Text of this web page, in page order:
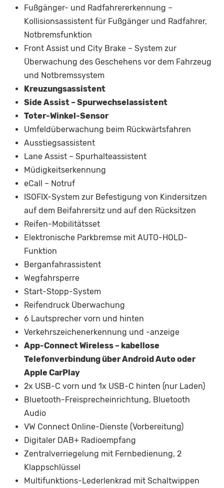
Fußgänger- und Radfahrererkennung –
Kollisionsassistent für Fußgänger und Radfahrer,
Notbremsfunktion
Front Assist und City Brake – System zur
Überwachung des Geschehens vor dem Fahrzeug
und Notbremssystem
Kreuzungsassistent
Side Assist – Spurwechselassistent
Toter-Winkel-Sensor
Umfeldüberwachung beim Rückwärtsfahren
Ausstiegsassistent
Lane Assist – Spurhalteassistent
Müdigkeitserkennung
eCall – Notruf
ISOFIX-System zur Befestigung von Kindersitzen
auf dem Beifahrersitz und auf den Rücksitzen
Reifen-Mobilitätsset
Elektronische Parkbremse mit AUTO-HOLD-
Funktion
Berganfahrassistent
Wegfahrsperre
Start-Stopp-System
Reifendruck Überwachung
6 Lautsprecher vorn und hinten
Verkehrszeichenerkennung und -anzeige
App-Connect Wireless – kabellose
Telefonverbindung über Android Auto oder
Apple CarPlay
2x USB-C vorn und 1x USB-C hinten (nur Laden)
Bluetooth-Freisprecheinrichtung, Bluetooth
Audio
VW Connect Online-Dienste (Vorbereitung)
Digitaler DAB+ Radioempfang
Zentralverriegelung mit Fernbedienung, 2
Klappschlüssel
Multifunktions-Lederlenkrad mit Schaltwippen